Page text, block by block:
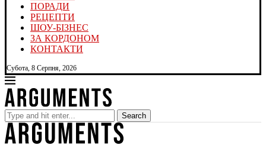
ПОРАДИ
РЕЦЕПТИ
ШОУ-БІЗНЕС
ЗА КОРДОНОМ
КОНТАКТИ
Субота, 8 Серпня, 2026
Search